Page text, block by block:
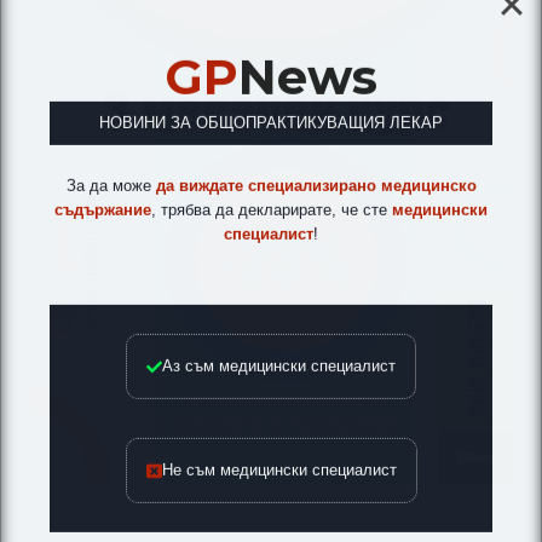
GPNews
НОВИНИ ЗА ОБЩОПРАКТИКУВАЩИЯ ЛЕКАР
За да може да виждате специализирано медицинско
съдържание , трябва да декларирате, че сте медицински
специалист!
Аз съм медицински специалист
Не съм медицински специалист